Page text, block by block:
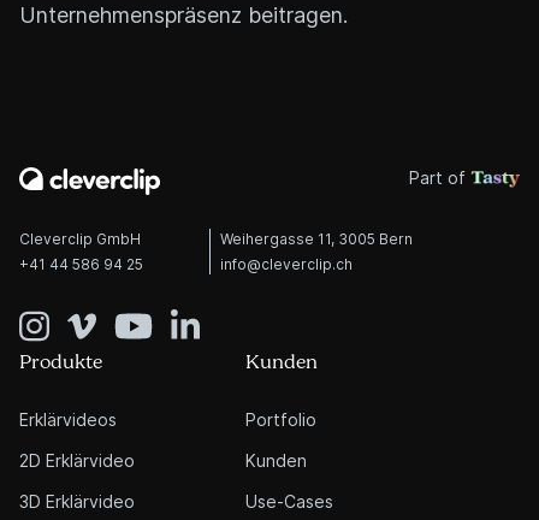
Unternehmenspräsenz beitragen.
Cleverclip GmbH
Weihergasse 11, 3005 Bern
+41 44 586 94 25
info@cleverclip.ch
Produkte
Erklärvideos
2D Erklärvideo
3D Erklärvideo
Kunden
Portfolio
Kunden
Use-Cases
Part of